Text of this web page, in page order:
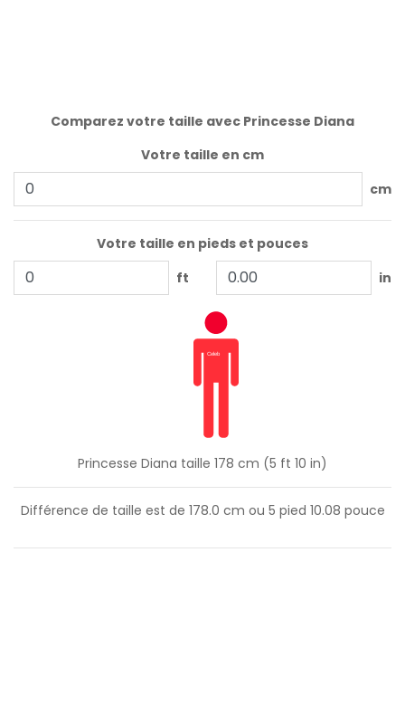
Comparez votre taille avec Princesse Diana
Votre taille en cm
cm
Votre taille en pieds et pouces
ft
in
Princesse Diana taille 178 cm (5 ft 10 in)
Différence de taille est de 178.0 cm ou 5 pied 10.08 pouce